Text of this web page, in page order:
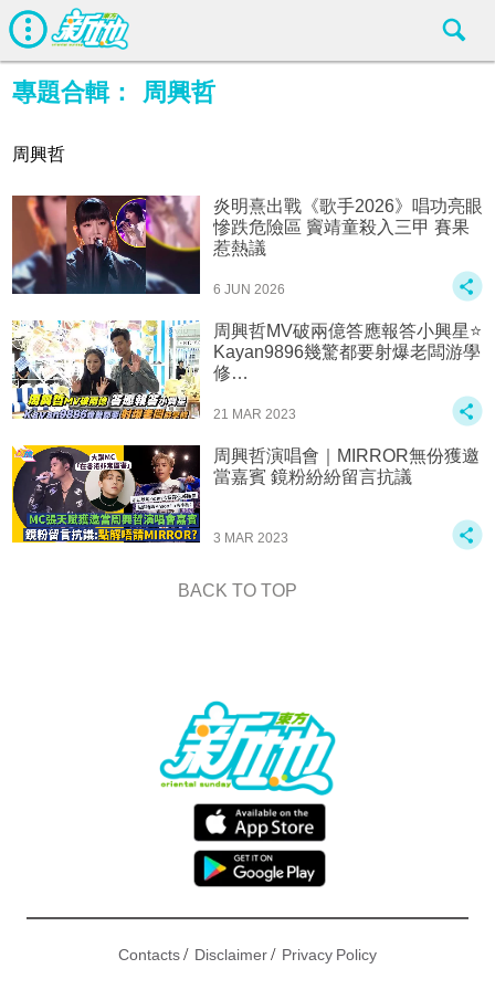
專題合輯： 周興哲
周興哲
炎明熹出戰《歌手2026》唱功亮眼
慘跌危險區 竇靖童殺入三甲 賽果
惹熱議
6 JUN 2026
周興哲MV破兩億答應報答小興星⭐
Kayan9896幾驚都要射爆老闆游學
修…
21 MAR 2023
周興哲演唱會｜MIRROR無份獲邀
當嘉賓 鏡粉紛紛留言抗議
3 MAR 2023
BACK TO TOP
Contacts/ Disclaimer/ Privacy Policy